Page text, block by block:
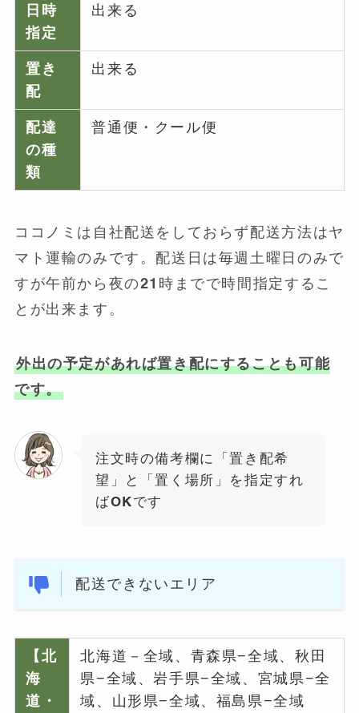
日時
指定
出来る
置き
配
出来る
配達
の種
類
普通便・クール便
ココノミは自社配送をしておらず配送方法はヤ
マト運輸のみです。配送日は毎週土曜日のみで
すが午前から夜の21時までで時間指定するこ
とが出来ます。
外出の予定があれば置き配にすることも可能
です。
注文時の備考欄に「置き配希
望」と「置く場所」を指定すれ
ばOKです
配送できないエリア
【北
海
道・
北海道－全域、青森県−全域、秋田
県−全域、岩手県−全域、宮城県−全
域、山形県−全域、福島県−全域